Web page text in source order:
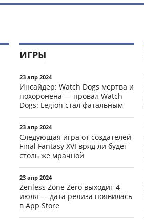
ИГРЫ
23 апр 2024
Инсайдер: Watch Dogs мертва и
похоронена — провал Watch
Dogs: Legion стал фатальным
23 апр 2024
Следующая игра от создателей
Final Fantasy XVI вряд ли будет
столь же мрачной
23 апр 2024
Zenless Zone Zero выходит 4
июля — дата релиза появилась
в App Store